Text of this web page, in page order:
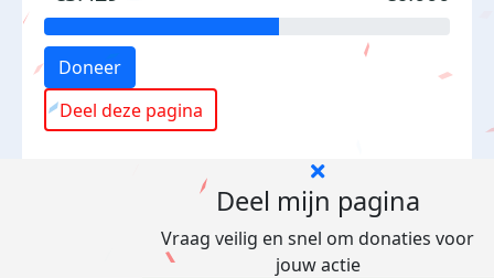
Doneer
Deel deze pagina
Deel mijn pagina
Vraag veilig en snel om donaties voor
jouw actie